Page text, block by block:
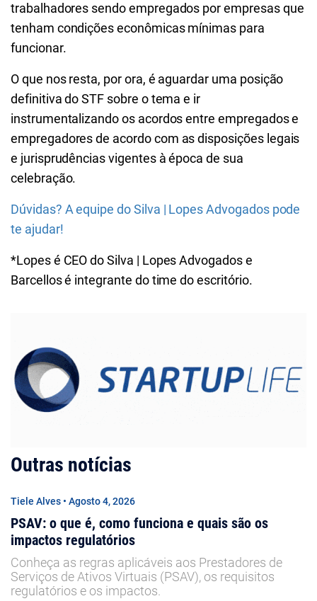
trabalhadores sendo empregados por empresas que
tenham condições econômicas mínimas para
funcionar.
O que nos resta, por ora, é aguardar uma posição
definitiva do STF sobre o tema e ir
instrumentalizando os acordos entre empregados e
empregadores de acordo com as disposições legais
e jurisprudências vigentes à época de sua
celebração.
Dúvidas? A equipe do Silva | Lopes Advogados pode
te ajudar!
*Lopes é CEO do Silva | Lopes Advogados e
Barcellos é integrante do time do escritório.
Outras notícias
Tiele Alves • Agosto 4, 2026
PSAV: o que é, como funciona e quais são os
impactos regulatórios
Conheça as regras aplicáveis aos Prestadores de
Serviços de Ativos Virtuais (PSAV), os requisitos
regulatórios e os impactos.